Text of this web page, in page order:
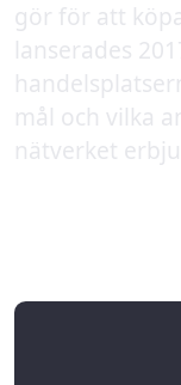
gör för att
lanserades
mål och vilka
nätverket